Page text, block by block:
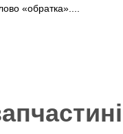
«обратка»....